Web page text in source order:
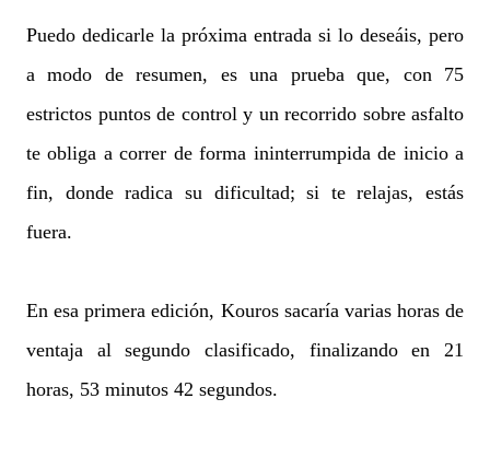
Puedo dedicarle la próxima entrada si lo deseáis, pero
a modo de resumen, es una prueba que, con 75
estrictos puntos de control y un recorrido sobre asfalto
te obliga a correr de forma ininterrumpida de inicio a
fin, donde radica su dificultad; si te relajas, estás
fuera.
En esa primera edición, Kouros sacaría varias horas de
ventaja al segundo clasificado, finalizando en 21
horas, 53 minutos 42 segundos.